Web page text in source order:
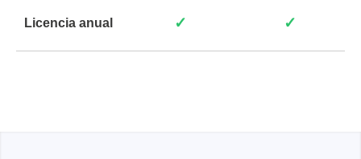
Licencia anual ✓ ✓